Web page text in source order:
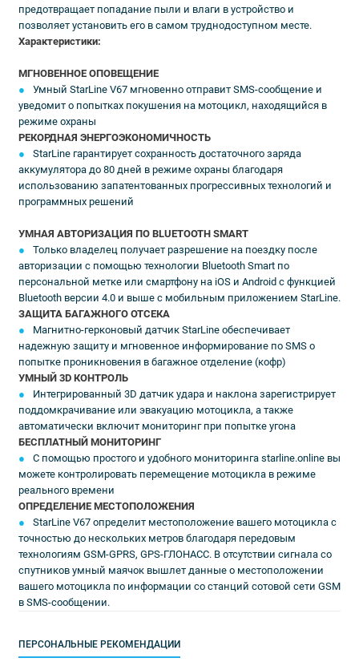
предотвращает попадание пыли и влаги в устройство и
позволяет установить его в самом труднодоступном месте.
Характеристики:
МГНОВЕННОЕ ОПОВЕЩЕНИЕ
Умный StarLine V67 мгновенно отправит SMS-сообщение и
уведомит о попытках покушения на мотоцикл, находящийся в
режиме охраны
РЕКОРДНАЯ ЭНЕРГОЭКОНОМИЧНОСТЬ
StarLine гарантирует сохранность достаточного заряда
аккумулятора до 80 дней в режиме охраны благодаря
использованию запатентованных прогрессивных технологий и
программных решений
УМНАЯ АВТОРИЗАЦИЯ ПО BLUETOOTH SMART
Только владелец получает разрешение на поездку после
авторизации с помощью технологии Bluetooth Smart по
персональной метке или смартфону на iOS и Android с функцией
Bluetooth версии 4.0 и выше с мобильным приложением StarLine.
ЗАЩИТА БАГАЖНОГО ОТСЕКА
Магнитно-герконовый датчик StarLine обеспечивает
надежную защиту и мгновенное информирование по SMS о
попытке проникновения в багажное отделение (кофр)
УМНЫЙ 3D КОНТРОЛЬ
Интегрированный 3D датчик удара и наклона зарегистрирует
поддомкрачивание или эвакуацию мотоцикла, а также
автоматически включит мониторинг при попытке угона
БЕСПЛАТНЫЙ МОНИТОРИНГ
С помощью простого и удобного мониторинга starline.online вы
можете контролировать перемещение мотоцикла в режиме
реального времени
ОПРЕДЕЛЕНИЕ МЕСТОПОЛОЖЕНИЯ
StarLine V67 определит местоположение вашего мотоцикла с
точностью до нескольких метров благодаря передовым
технологиям GSM-GPRS, GPS-ГЛОНАСС. В отсутствии сигнала со
спутников умный маячок вышлет данные о местоположении
вашего мотоцикла по информации со станций сотовой сети GSM
в SMS-сообщении.
ПЕРСОНАЛЬНЫЕ РЕКОМЕНДАЦИИ